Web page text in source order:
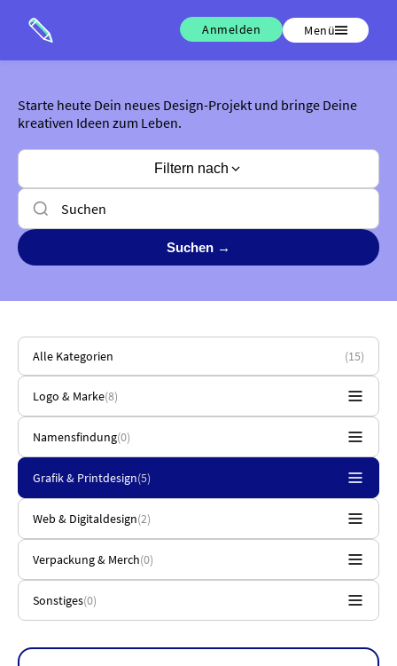
Anmelden Menü
Starte heute Dein neues Design-Projekt und bringe Deine
kreativen Ideen zum Leben.
Filtern nach
Suchen →
Alle Kategorien (15)
Logo & Marke(8)
Namensfindung(0)
Grafik & Printdesign(5)
Web & Digitaldesign(2)
Verpackung & Merch(0)
Sonstiges(0)